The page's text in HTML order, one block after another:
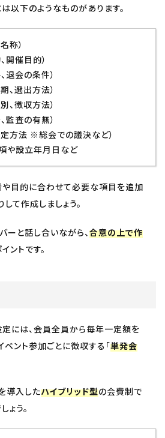
以下のようなものがあります。
称）
開催目的）
退会の条件）
、選出方法）
、徴収方法）
監査の有無）
方法 ※総会での議決など）
や設立年月日など
や目的に合わせて必要な項目を追加
て作成しましょう。
ーと話し合いながら、合意の上で作
ントです。
には、会員全員から毎年一定額を
ベント参加ごとに徴収する「単発会
導入したハイブリッド型の会費制で
ょう。